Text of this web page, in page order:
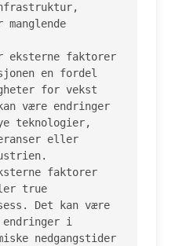
eksterne faktorer
en fordel
for vekst
være endringer
teknologier,
eller
faktorer
true
Det kan være
endringer i
nedgangstider